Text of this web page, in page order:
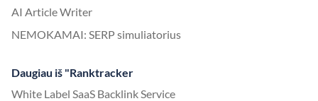
AI Article Writer
NEMOKAMAI: SERP simuliatorius
Daugiau iš "Ranktracker
White Label SaaS Backlink Service